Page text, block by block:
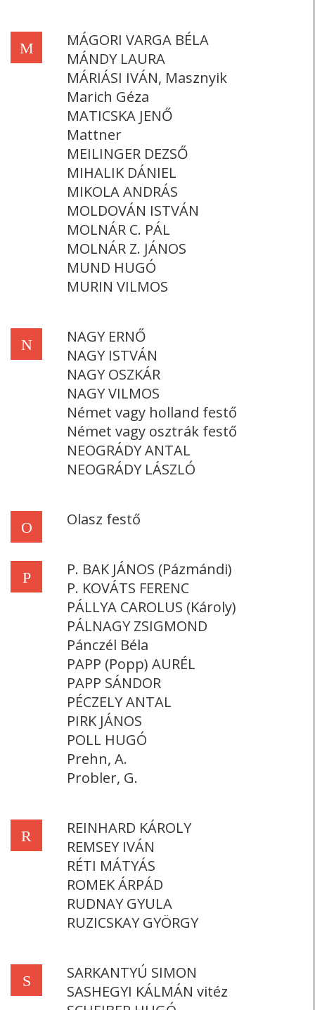
M
MÁGORI VARGA BÉLA
MÁNDY LAURA
MÁRIÁSI IVÁN, Masznyik
Marich Géza
MATICSKA JENŐ
Mattner
MEILINGER DEZSŐ
MIHALIK DÁNIEL
MIKOLA ANDRÁS
MOLDOVÁN ISTVÁN
MOLNÁR C. PÁL
MOLNÁR Z. JÁNOS
MUND HUGÓ
MURIN VILMOS
N
NAGY ERNŐ
NAGY ISTVÁN
NAGY OSZKÁR
NAGY VILMOS
Német vagy holland festő
Német vagy osztrák festő
NEOGRÁDY ANTAL
NEOGRÁDY LÁSZLÓ
O Olasz festő
P
P. BAK JÁNOS (Pázmándi)
P. KOVÁTS FERENC
PÁLLYA CAROLUS (Károly)
PÁLNAGY ZSIGMOND
Pánczél Béla
PAPP (Popp) AURÉL
PAPP SÁNDOR
PÉCZELY ANTAL
PIRK JÁNOS
POLL HUGÓ
Prehn, A.
Probler, G.
R
REINHARD KÁROLY
REMSEY IVÁN
RÉTI MÁTYÁS
ROMEK ÁRPÁD
RUDNAY GYULA
RUZICSKAY GYÖRGY
S
SARKANTYÚ SIMON
SASHEGYI KÁLMÁN vitéz